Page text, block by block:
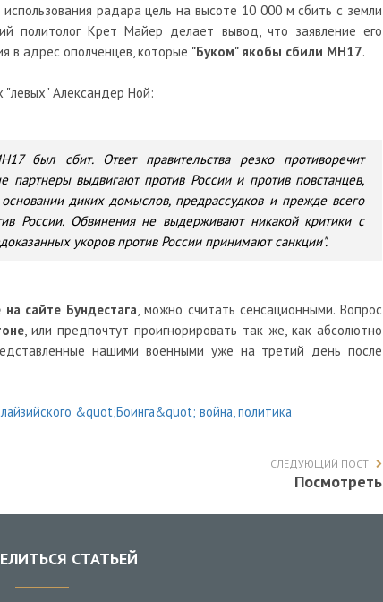
радара цель на высоте 10 000 м сбить с земли
политолог Крет Майер делает вывод, что заявление его
в адрес ополченцев, которые "Буком" якобы сбили МН17.
Александер Ной:
был сбит. Ответ правительства резко противоречит
выдвигают против России и против повстанцев,
диких домыслов, предрассудков и прежде всего
России. Обвинения не выдерживают никакой критики с
укоров против России принимают санкции".
сайте Бундестага, можно считать сенсационными. Вопрос
, или предпочтут проигнорировать так же, как абсолютно
нашими военными уже на третий день после
СЛЕДУЮЩИЙ ПОСТ
Посмотреть
СТАТЬЕЙ